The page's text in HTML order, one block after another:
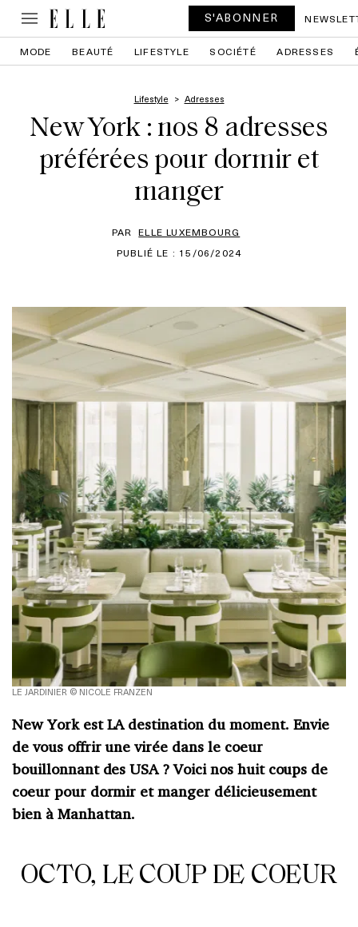
S'ABONNER
MODE BEAUTÉ LIFESTYLE SOCIÉTÉ ADRESSES
Lifestyle Adresses
New York : nos 8 adresses
préférées pour dormir et
manger
PAR ELLE LUXEMBOURG
PUBLIÉ LE : 15/06/2024
LE JARDINIER © NICOLE FRANZEN
New York est LA destination du moment. Envie
de vous offrir une virée dans le coeur
bouillonnant des USA ? Voici nos huit coups de
coeur pour dormir et manger délicieusement
bien à Manhattan.
OCTO, LE COUP DE COEUR